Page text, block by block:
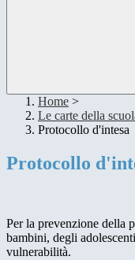
Home >
Le carte della
Protocollo d'intesa
Protocollo
Per la prevenzione della
bambini, degli
vulnerabilità.